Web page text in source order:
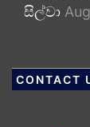
සිල්වා
CONTACT